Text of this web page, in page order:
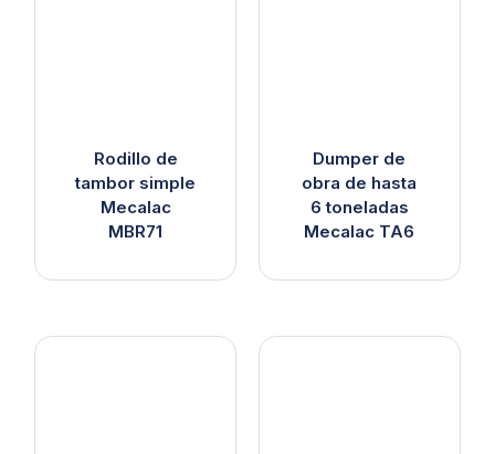
Rodillo de
tambor simple
Mecalac
MBR71
Dumper de
obra de hasta
6 toneladas
Mecalac TA6